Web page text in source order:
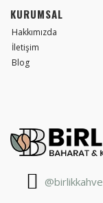
@birlikkahve
KURUMSAL
Hakkımızda
İletişim
Blog